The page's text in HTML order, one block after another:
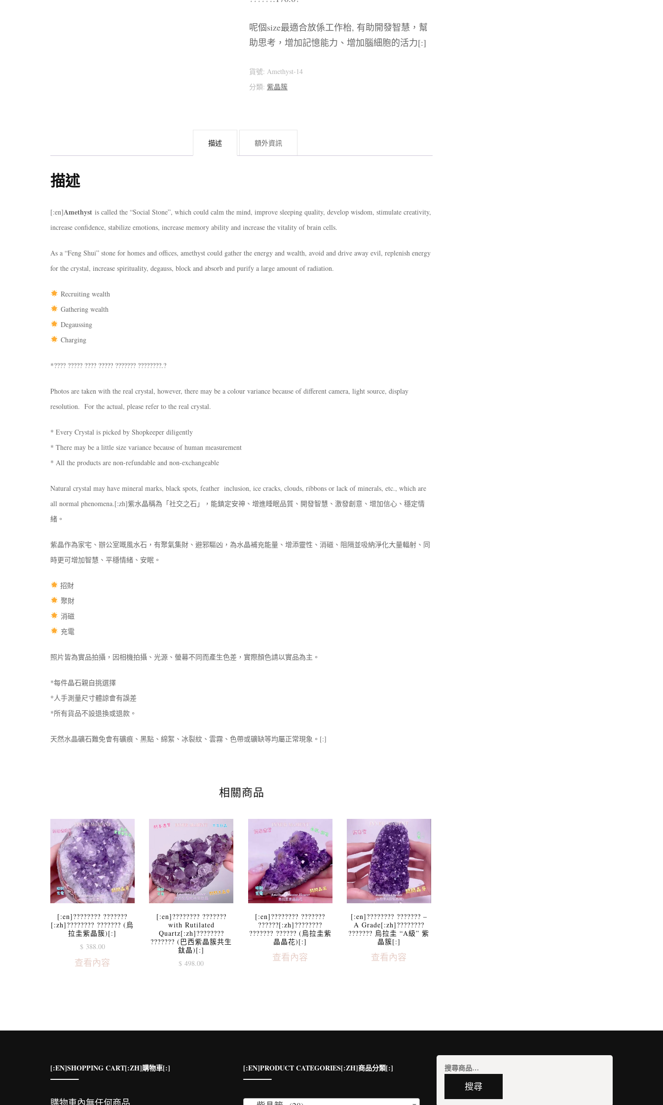
呢個size最適合放係工作枱, 有助開發智慧，幫
助思考，增加記憶能力、增加腦細胞的活力[:]
貨號: Amethyst-14
分類: 紫晶簇
描述 額外資訊
描述
[:en]Amethyst is called the “Social Stone”, which could calm the mind, improve sleeping quality, develop wisdom, stimulate creativity,
increase confidence, stabilize emotions, increase memory ability and increase the vitality of brain cells.
As a “Feng Shui” stone for homes and offices, amethyst could gather the energy and wealth, avoid and drive away evil, replenish energy
for the crystal, increase spirituality, degauss, block and absorb and purify a large amount of radiation.
Recruiting wealth
Gathering wealth
Degaussing
Charging
*???? ????? ???? ????? ??????? ????????.?
Photos are taken with the real crystal, however, there may be a colour variance because of different camera, light source, display
resolution. For the actual, please refer to the real crystal.
* Every Crystal is picked by Shopkeeper diligently
* There may be a little size variance because of human measurement
* All the products are non-refundable and non-exchangeable
Natural crystal may have mineral marks, black spots, feather inclusion, ice cracks, clouds, ribbons or lack of minerals, etc., which are
all normal phenomena.[:zh]紫水晶稱為「社交之石」，能鎮定安神、增進睡眠品質、開發智慧、激發創意、增加信心、穩定情
緒。
紫晶作為家宅、辦公室嘅風水石，有聚氣集財、避邪驅凶，為水晶補充能量、增添靈性、消磁、阻隔並吸納淨化大量輻射、同
時更可增加智慧、平穩情緒、安眠。
招財
聚財
消磁
充電
照片皆為實品拍攝，因相機拍攝、光源、螢幕不同而產生色差，實際顏色請以實品為主。
*每件晶石親自挑選擇
*人手測量尺寸體諒會有誤差
*所有貨品不設退換或退款。
天然水晶礦石難免會有礦痕、黑點、綿絮、冰裂紋、雲霧、色帶或礦缺等均屬正常現象。[:]
相關商品
[:en]???????? ???????
[:zh]???????? ??????? (烏
拉圭紫晶簇)[:]
$388.00
查看內容
[:en]???????? ???????
with Rutilated
Quartz[:zh]????????
??????? (巴西紫晶簇共生
鈦晶)[:]
$ 498.00
[:en]???????? ???????
??????[:zh]????????
??????? ?????? (烏拉圭紫
晶晶花)[:]
查看內容
[:en]???????? ??????? –
A Grade[:zh]????????
??????? 烏拉圭 “A級” 紫
晶簇[:]
查看內容
[:EN]SHOPPING CART[:ZH]購物車[:]
購物車內無任何商品
[:EN]PRODUCT CATEGORIES[:ZH]商品分類[:]
搜尋